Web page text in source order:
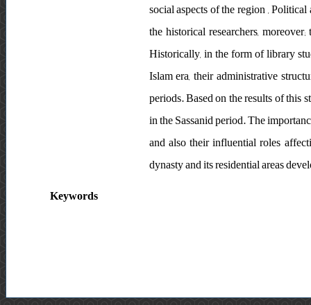
social aspects of the region ,
the historical researchers,
Historically, in the form of library
Islam era, their administrative
periods. Based on the results of this
in the Sassanid period. The
and also their influential roles
dynasty and its residential areas
Keywords